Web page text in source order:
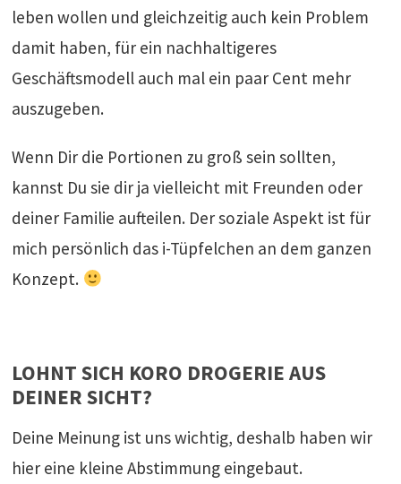
leben wollen und gleichzeitig auch kein Problem
damit haben, für ein nachhaltigeres
Geschäftsmodell auch mal ein paar Cent mehr
auszugeben.
Wenn Dir die Portionen zu groß sein sollten,
kannst Du sie dir ja vielleicht mit Freunden oder
deiner Familie aufteilen. Der soziale Aspekt ist für
mich persönlich das i-Tüpfelchen an dem ganzen
Konzept.
LOHNT SICH KORO DROGERIE AUS
DEINER SICHT?
Deine Meinung ist uns wichtig, deshalb haben wir
hier eine kleine Abstimmung eingebaut.